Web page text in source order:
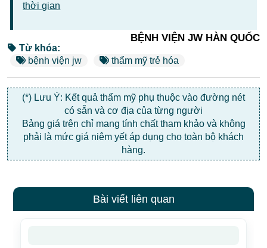
thời gian
BỆNH VIỆN JW HÀN QUỐC
Từ khóa:
bệnh viện jw
thẩm mỹ trẻ hóa
(*) Lưu Ý: Kết quả thẩm mỹ phụ thuộc vào đường nét
có sẵn và cơ địa của từng người
Bảng giá trên chỉ mang tính chất tham khảo và không
phải là mức giá niêm yết áp dụng cho toàn bộ khách
hàng.
Bài viết liên quan